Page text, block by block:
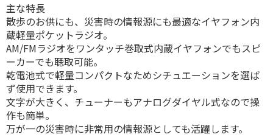
主な特長
散歩のお供にも、災害時の情報源にも最適なイヤフォン内
蔵軽量ポケットラジオ。
AM/FMラジオをワンタッチ巻取式内蔵イヤフォンでもスピ
ーカーでも聴取可能。
乾電池式で軽量コンパクトなためシチュエーションを選ば
ず使用できます。
文字が大きく、チューナーもアナログダイヤル式なので操
作も簡単。
万が一の災害時に非常用の情報源としても活躍します。